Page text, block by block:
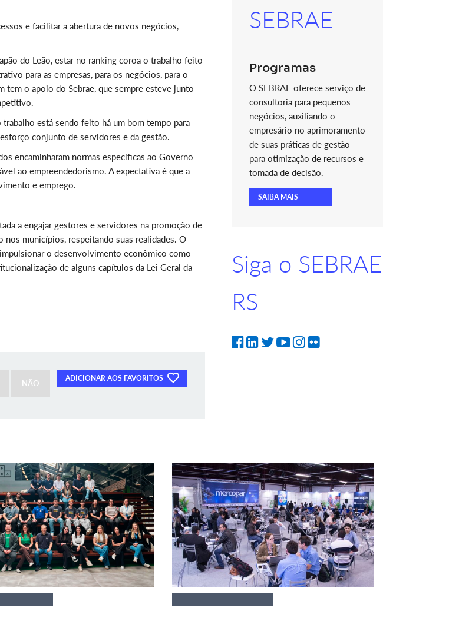
e facilitar a abertura de novos negócios,
do Leão, estar no ranking coroa o trabalho feito
para as empresas, para os negócios, para o
tem o apoio do Sebrae, que sempre esteve junto
está sendo feito há um bom tempo para
conjunto de servidores e da gestão.
encaminharam normas específicas ao Governo
ao empreendedorismo. A expectativa é que a
e emprego.
a engajar gestores e servidores na promoção de
municípios, respeitando suas realidades. O
o desenvolvimento econômico como
de alguns capítulos da Lei Geral da
ADICIONAR AOS FAVORITOS
NÃO
SEBRAE
Programas
O SEBRAE oferece serviço de
consultoria para pequenos
negócios, auxiliando o
empresário no aprimoramento
de suas práticas de gestão
para otimização de recursos e
tomada de decisão.
SAIBA MAIS
Siga o SEBRAE
RS